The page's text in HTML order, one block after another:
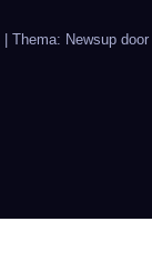
| Thema: Newsup door